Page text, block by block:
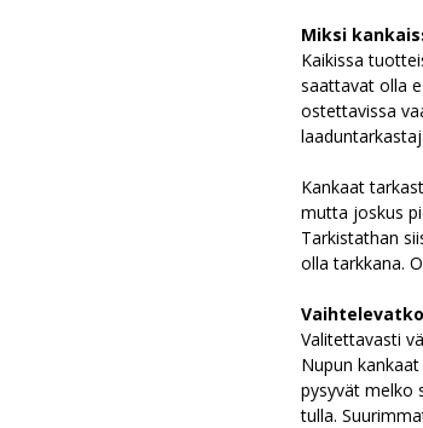
Miksi
Kaikissa
saattavat olla
ostettavissa
Kankaat
mutta joskus
Tarkistathan
olla tarkkana.
Valitettavasti
Nupun
pysyvät melko
tulla.